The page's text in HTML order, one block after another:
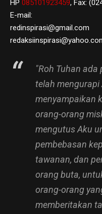
HP 085101923459, Fax:
E-mail:
redinspirasi@gmail.com
"Roh Tuhan ada
telah mengurapi
menyampaikan
orang-orang
mengutus Aku
pembebasan
tawanan, dan
orang buta,
orang-orang
memberitakan